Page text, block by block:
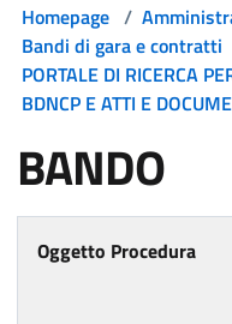
Homepage /
Bandi di gara e contratti
PORTALE DI RICERCA
BDNCP E ATTI E
BANDO
Oggetto Procedura